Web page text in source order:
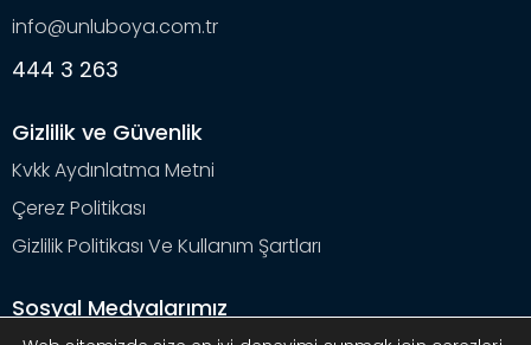
info@unluboya.com.tr
444 3 263
Gizlilik ve Güvenlik
Kvkk Aydınlatma Metni
Çerez Politikası
Gizlilik Politikası Ve Kullanım Şartları
Sosyal Medyalarımız